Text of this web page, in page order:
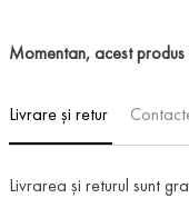
Momentan, acest produs
Livrare și retur
Livrarea și returul sunt